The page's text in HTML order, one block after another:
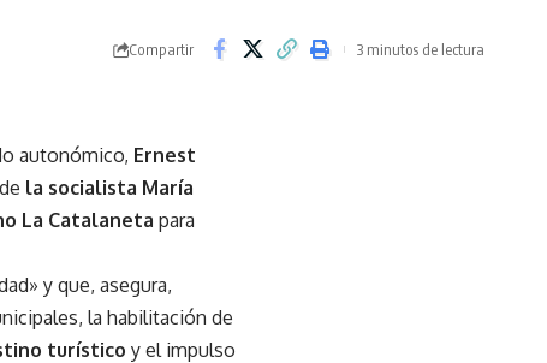
Compartir 3 minutos de lectura
autonómico, Ernest
la socialista María
La Catalaneta para
y que, asegura,
la habilitación de
turístico y el impulso